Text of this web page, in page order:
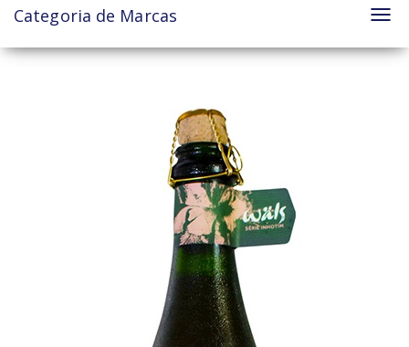
Categoria de Marcas